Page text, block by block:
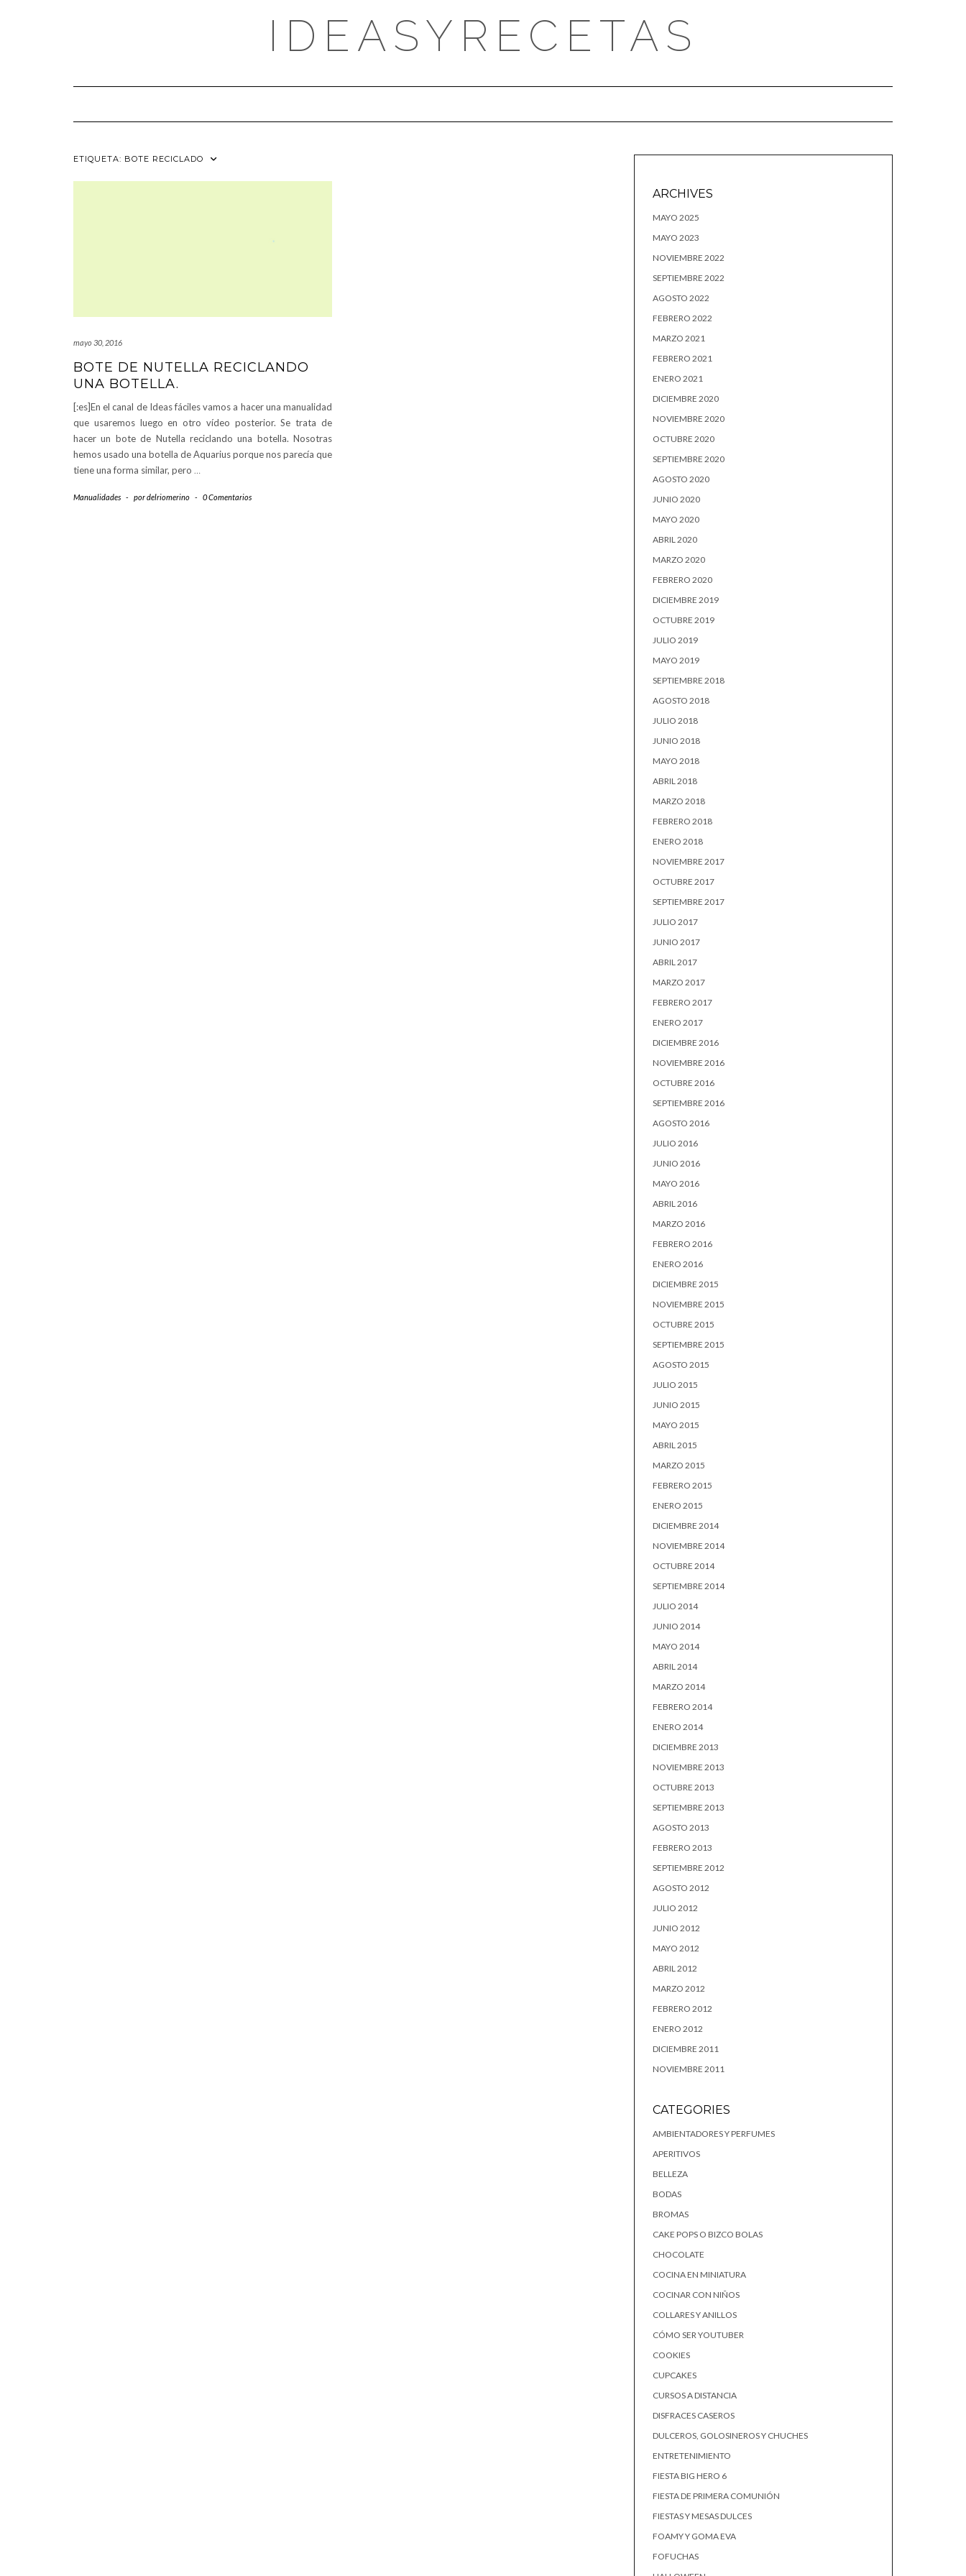
IDEASYRECETAS
ETIQUETA: BOTE RECICLADO
mayo 30, 2016
BOTE DE NUTELLA RECICLANDO
UNA BOTELLA.
[:es]En el canal de Ideas fáciles vamos a hacer una manualidad
que usaremos luego en otro vídeo posterior. Se trata de
hacer un bote de Nutella reciclando una botella. Nosotras
hemos usado una botella de Aquarius porque nos parecía que
tiene una forma similar, pero …
Manualidades - pordelriomerino - 0 Comentarios
ARCHIVES
MAYO 2025
MAYO 2023
NOVIEMBRE 2022
SEPTIEMBRE 2022
AGOSTO 2022
FEBRERO 2022
MARZO 2021
FEBRERO 2021
ENERO 2021
DICIEMBRE 2020
NOVIEMBRE 2020
OCTUBRE 2020
SEPTIEMBRE 2020
AGOSTO 2020
JUNIO 2020
MAYO 2020
ABRIL 2020
MARZO 2020
FEBRERO 2020
DICIEMBRE 2019
OCTUBRE 2019
JULIO 2019
MAYO 2019
SEPTIEMBRE 2018
AGOSTO 2018
JULIO 2018
JUNIO 2018
MAYO 2018
ABRIL 2018
MARZO 2018
FEBRERO 2018
ENERO 2018
NOVIEMBRE 2017
OCTUBRE 2017
SEPTIEMBRE 2017
JULIO 2017
JUNIO 2017
ABRIL 2017
MARZO 2017
FEBRERO 2017
ENERO 2017
DICIEMBRE 2016
NOVIEMBRE 2016
OCTUBRE 2016
SEPTIEMBRE 2016
AGOSTO 2016
JULIO 2016
JUNIO 2016
MAYO 2016
ABRIL 2016
MARZO 2016
FEBRERO 2016
ENERO 2016
DICIEMBRE 2015
NOVIEMBRE 2015
OCTUBRE 2015
SEPTIEMBRE 2015
AGOSTO 2015
JULIO 2015
JUNIO 2015
MAYO 2015
ABRIL 2015
MARZO 2015
FEBRERO 2015
ENERO 2015
DICIEMBRE 2014
NOVIEMBRE 2014
OCTUBRE 2014
SEPTIEMBRE 2014
JULIO 2014
JUNIO 2014
MAYO 2014
ABRIL 2014
MARZO 2014
FEBRERO 2014
ENERO 2014
DICIEMBRE 2013
NOVIEMBRE 2013
OCTUBRE 2013
SEPTIEMBRE 2013
AGOSTO 2013
FEBRERO 2013
SEPTIEMBRE 2012
AGOSTO 2012
JULIO 2012
JUNIO 2012
MAYO 2012
ABRIL 2012
MARZO 2012
FEBRERO 2012
ENERO 2012
DICIEMBRE 2011
NOVIEMBRE 2011
CATEGORIES
AMBIENTADORES Y PERFUMES
APERITIVOS
BELLEZA
BODAS
BROMAS
CAKE POPS O BIZCO BOLAS
CHOCOLATE
COCINA EN MINIATURA
COCINAR CON NIÑOS
COLLARES Y ANILLOS
CÓMO SER YOUTUBER
COOKIES
CUPCAKES
CURSOS A DISTANCIA
DISFRACES CASEROS
DULCEROS, GOLOSINEROS Y CHUCHES
ENTRETENIMIENTO
FIESTA BIG HERO 6
FIESTA DE PRIMERA COMUNIÓN
FIESTAS Y MESAS DULCES
FOAMY Y GOMA EVA
FOFUCHAS